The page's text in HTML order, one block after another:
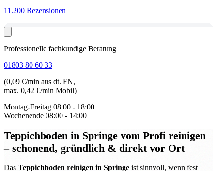
11.200 Rezensionen
Professionelle fachkundige Beratung
01803 80 60 33
(0,09 €/min aus dt. FN,
max. 0,42 €/min Mobil)
Montag-Freitag 08:00 - 18:00
Wochenende 08:00 - 14:00
Teppichboden in Springe vom Profi reinigen
– schonend, gründlich & direkt vor Ort
Das Teppichboden reinigen in Springe ist sinnvoll, wenn fest